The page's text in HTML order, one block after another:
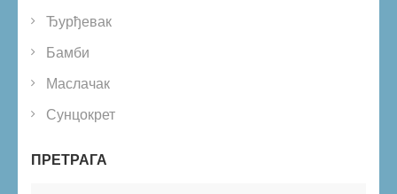
Ђурђевак
Бамби
Маслачак
Сунцокрет
ПРЕТРАГА